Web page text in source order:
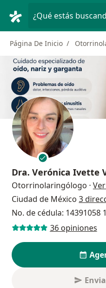
¿Qué estás
Página De Inicio
Dra. Verónica Ivette
Otorrinolaringólogo ·
Ciudad de México 3
No. de cédula: 14391058
36 opiniones